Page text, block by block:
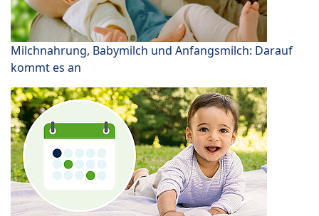
Milchnahrung, Babymilch und Anfangsmilch: Darauf
kommt es an